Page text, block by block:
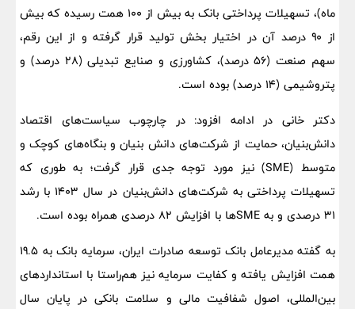
ماه)، تسهیلات پرداختی بانک به بیش از ۱۰۰ همت رسیده که بیش
از ۹۰ درصد آن در اختیار بخش تولید قرار گرفته و از این رقم،
سهم صنعت (۵۶ درصد)، کشاورزی و صنایع تبدیلی (۲۸ درصد) و
پتروشیمی (۱۴ درصد) بوده است.
دکتر خانی در ادامه افزود: در چارچوب سیاست‌های اقتصاد
دانش‌بنیان، حمایت از شرکت‌های دانش بنیان و بنگاه‌های کوچک و
متوسط (SME) نیز مورد توجه جدی قرار گرفت؛ به طوری که
تسهیلات پرداختی به شرکت‌های دانش‌بنیان در سال ۱۴۰۳ با رشد
۳۱ درصدی و به SMEها با افزایش ۸۲ درصدی همراه بوده است.
به گفته مدیرعامل بانک توسعه صادرات ایران، سرمایه بانک به 19.5
همت افزایش یافته و کفایت سرمایه نیز هم‌راستا با استانداردهای
بین‌المللی، اصول شفافیت مالی و سلامت بانکی در پایان سال